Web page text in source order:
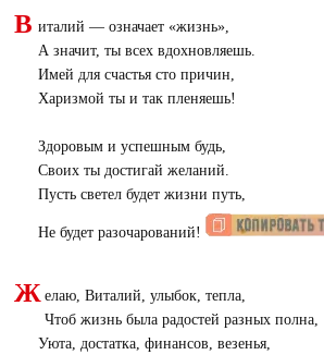
В италий — означает «жизнь»,
А значит, ты всех вдохновляешь.
Имей для счастья сто причин,
Харизмой ты и так пленяешь!
Здоровым и успешным будь,
Своих ты достигай желаний.
Пусть светел будет жизни путь,
Не будет разочарований!
Ж елаю, Виталий, улыбок, тепла,
Чтоб жизнь была радостей разных полна,
Уюта, достатка, финансов, везенья,